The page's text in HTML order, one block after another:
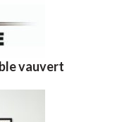
vauvert